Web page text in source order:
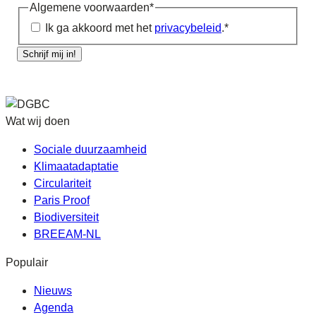
Algemene voorwaarden*
Ik ga akkoord met het privacybeleid.*
Schrijf mij in!
Wat wij doen
Sociale duurzaamheid
Klimaatadaptatie
Circulariteit
Paris Proof
Biodiversiteit
BREEAM-NL
Populair
Nieuws
Agenda